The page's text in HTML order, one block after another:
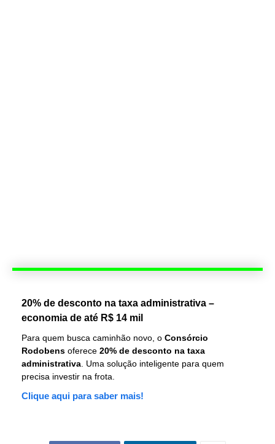
20% de desconto na taxa administrativa –
economia de até R$ 14 mil
Para quem busca caminhão novo, o Consórcio
Rodobens oferece 20% de desconto na taxa
administrativa . Uma solução inteligente para quem
precisa investir na frota.
Clique aqui para saber mais!